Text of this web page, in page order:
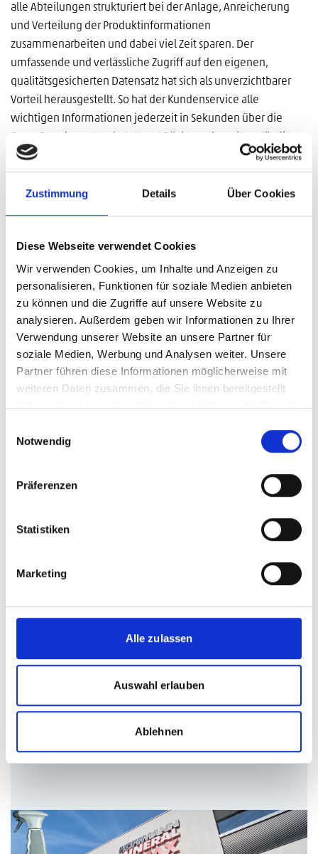
Zustimmung Details Über Cookies
Diese Webseite verwendet Cookies
Wir verwenden Cookies, um Inhalte und Anzeigen zu
personalisieren, Funktionen für soziale Medien anbieten
zu können und die Zugriffe auf unsere Website zu
analysieren. Außerdem geben wir Informationen zu Ihrer
Verwendung unserer Website an unsere Partner für
soziale Medien, Werbung und Analysen weiter. Unsere
Partner führen diese Informationen möglicherweise mit
weiteren Daten zusammen, die Sie ihnen bereitgestellt
haben oder die sie im Rahmen Ihrer Nutzung der Dienste
Notwendig
Präferenzen
Statistiken
Marketing
Alle zulassen
Auswahl erlauben
Ablehnen
alle Abteilungen strukturiert bei der Anlage, Anreicherung
und Verteilung der Produktinformationen
zusammenarbeiten und dabei viel Zeit sparen. Der
umfassende und verlässliche Zugriff auf den eigenen,
qualitätsgesicherten Datensatz hat sich als unverzichtbarer
Vorteil herausgestellt. So hat der Kundenservice alle
wichtigen Informationen jederzeit in Sekunden über die
Fachbereichen halten zu müssen. Bildmaterial kann direkt im
passenden Format über das integrierteDAM-System
abgerufen werden. Außerdem ist dort direkt hinterlegt, für
geben, können diese einfach zentral im PIM-System korrigiert
und über Schnittstellen an die angebundenen Systeme
ausgegeben werden.
Mit Contentserv können heute höchste Datenqualität und
konsistente Informationen über sämtliche Kanäle hinweg
gewährleistet werden. Die Effizienzsteigerungen machen
sich bereits jetzt deutlich bemerkbar und künftig werden
weitere automatisierte Prozesse bei der Internationalisierung
sowie beim Publishing erhebliche Kosteneinsparungen
Projektsteckbrief.
Zur Pressemeldung
Lessons Learned – PIM-Reise der
Weiterlesen